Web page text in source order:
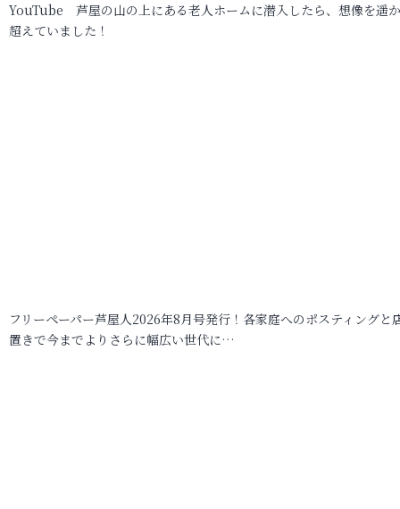
YouTube 芦屋の山の上にある老人ホームに潜入したら、想像を遥
超えていました！
フリーペーパー芦屋人2026年8月号発行！各家庭へのポスティングと
置きで今までよりさらに幅広い世代に…